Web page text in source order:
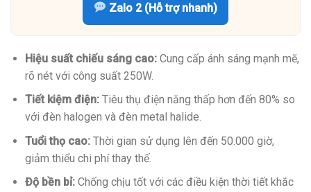
Zalo 2 (Hỗ trợ nhanh)
Hiệu suất chiếu sáng cao:Cung cấp ánh sáng mạnh mẽ,
rõ nét với công suất 250W.
Tiết kiệm điện:Tiêu thụ điện năng thấp hơn đến 80% so
với đèn halogen và đèn metal halide.
Tuổi thọ cao:Thời gian sử dụng lên đến 50.000 giờ,
giảm thiểu chi phí thay thế.
Độ bền bỉ:Chống chịu tốt với các điều kiện thời tiết khắc